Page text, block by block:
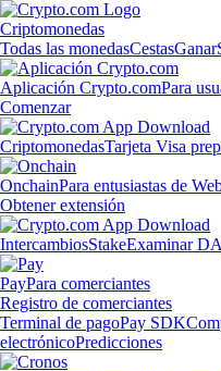
Criptomonedas
Todas las monedasCestasGanar
Aplicación Crypto.comPara
Comenzar
CriptomonedasTarjeta Visa
OnchainPara entusiastas de
Obtener extensión
IntercambiosStakeExaminar
PayPara comerciantes
Registro de comerciantes
Terminal de pagoPay SDK
electrónicoPredicciones